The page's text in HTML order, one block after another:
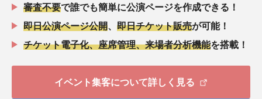
審査不要で誰でも簡単に公演ページを作成できる！
即日公演ページ公開
即日チケット販売が可能！
チケット電子化、座席管理、来場者分析機能を搭載！
イベント集客について詳しく見る